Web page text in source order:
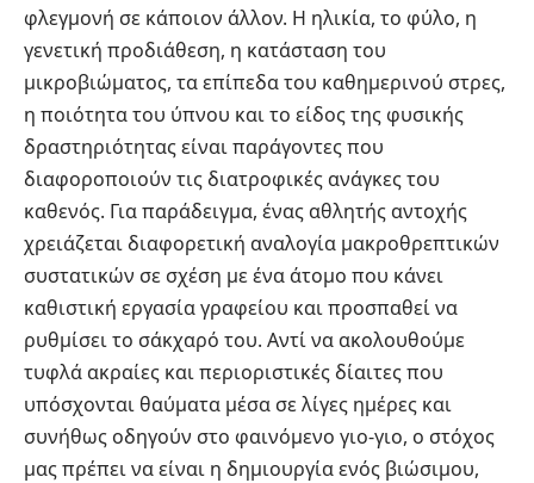
φλεγμονή σε κάποιον άλλον. Η ηλικία, το φύλο, η
γενετική προδιάθεση, η κατάσταση του
μικροβιώματος, τα επίπεδα του καθημερινού στρες,
η ποιότητα του ύπνου και το είδος της φυσικής
δραστηριότητας είναι παράγοντες που
διαφοροποιούν τις διατροφικές ανάγκες του
καθενός. Για παράδειγμα, ένας αθλητής αντοχής
χρειάζεται διαφορετική αναλογία μακροθρεπτικών
συστατικών σε σχέση με ένα άτομο που κάνει
καθιστική εργασία γραφείου και προσπαθεί να
ρυθμίσει το σάκχαρό του. Αντί να ακολουθούμε
τυφλά ακραίες και περιοριστικές δίαιτες που
υπόσχονται θαύματα μέσα σε λίγες ημέρες και
συνήθως οδηγούν στο φαινόμενο γιο-γιο, ο στόχος
μας πρέπει να είναι η δημιουργία ενός βιώσιμου,